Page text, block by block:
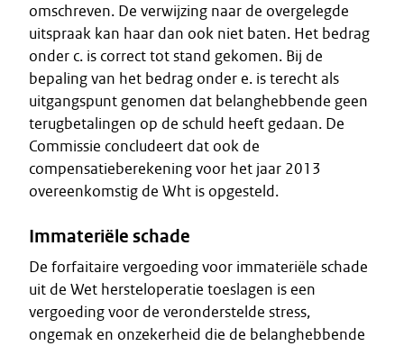
omschreven. De verwijzing naar de overgelegde
uitspraak kan haar dan ook niet baten. Het bedrag
onder c. is correct tot stand gekomen. Bij de
bepaling van het bedrag onder e. is terecht als
uitgangspunt genomen dat belanghebbende geen
terugbetalingen op de schuld heeft gedaan. De
Commissie concludeert dat ook de
compensatieberekening voor het jaar 2013
overeenkomstig de Wht is opgesteld.
Immateriële schade
De forfaitaire vergoeding voor immateriële schade
uit de Wet hersteloperatie toeslagen is een
vergoeding voor de veronderstelde stress,
ongemak en onzekerheid die de belanghebbende